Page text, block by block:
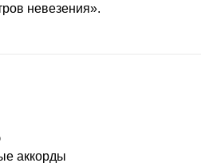
невезения».
аккорды